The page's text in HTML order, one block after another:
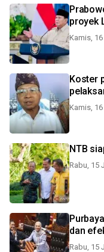
proyek
Kamis,
Koster
Kamis,
NTB
Rabu, 15
dan
Rabu, 15